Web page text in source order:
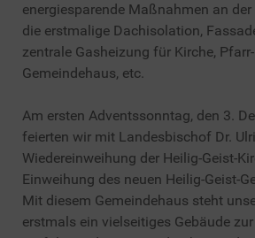
energiesparende Maßnahmen an
die erstmalige Dachisolation,
zentrale Gasheizung für Kirche,
Gemeindehaus, etc.
Am ersten Adventssonntag, den 3.
feierten wir mit Landesbischof Dr.
Wiedereinweihung der Heilig-Geist-
Einweihung des neuen Heilig-Geist-
Mit diesem Gemeindehaus steht
erstmals ein vielseitiges Gebäude